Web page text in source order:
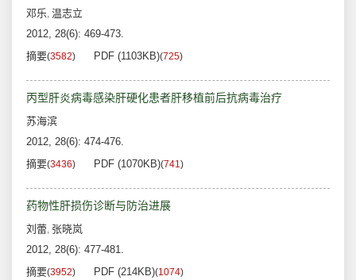
邓乐, 温志立
2012, 28(6): 469-473.
摘要(3582) PDF (1103KB)(725)
丙型肝炎病毒感染肝硬化患者肝移植前后抗病毒治疗
苏海滨
2012, 28(6): 474-476.
摘要(3436) PDF (1070KB)(741)
药物性肝损伤诊断与防治进展
刘蕾, 张晓岚
2012, 28(6): 477-481.
摘要(3952) PDF (214KB)(1074)